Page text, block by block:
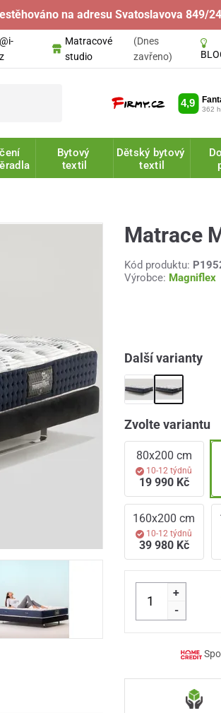
na adresu Svatoslavova 849/
Matracové
studio
(Dnes
zavřeno)
Bytový
textil
Dětský bytový
textil
Matrace
Kód produktu:
Výrobce: Magniflex
Další varianty
Zvolte variantu
80x200 cm
10-12 týdnů
19 990 Kč
160x200 cm
10-12 týdnů
39 980 Kč
+
-